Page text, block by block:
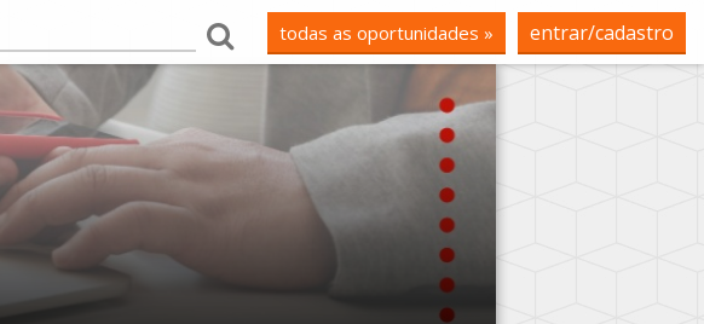
todas as oportunidades » entrar/cadastro